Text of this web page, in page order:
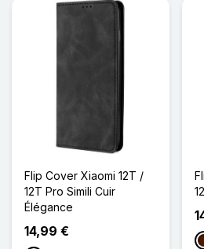
Flip Cover Xiaomi 12T /
12T Pro Simili Cuir
Élégance
14,99 €